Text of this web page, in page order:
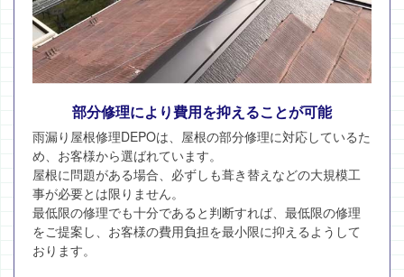
部分修理により費用を抑えることが可能
雨漏り屋根修理DEPOは、屋根の部分修理に対応しているた
め、お客様から選ばれています。
屋根に問題がある場合、必ずしも葺き替えなどの大規模工
事が必要とは限りません。
最低限の修理でも十分であると判断すれば、最低限の修理
をご提案し、お客様の費用負担を最小限に抑えるようして
おります。